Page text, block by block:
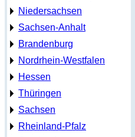
Niedersachsen
Sachsen-Anhalt
Brandenburg
Nordrhein-Westfalen
Hessen
Thüringen
Sachsen
Rheinland-Pfalz